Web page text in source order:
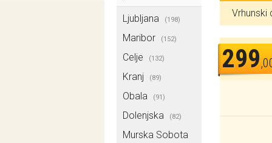
Ljubljana (198)
Maribor (152)
Celje (132)
Kranj (89)
Obala (91)
Dolenjska (82)
Murska Sobota
Vrhunski
299